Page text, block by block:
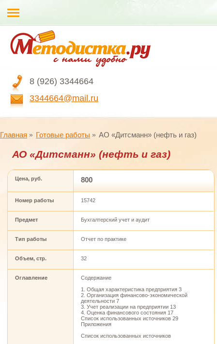
8 (926) 3344664
3344664@mail.ru
Главная Готовые работы АО «Дитсманн» (нефть и газ)
АО «Дитсманн» (нефть и газ)
Цена, руб. 800
Номер работы 15742
Предмет Бухгалтерский учет и аудит
Тип работы Отчет по практике
Объем, стр. 32
Оглавление
Содержание
1. Общая характеристика предприятия 3
2. Организация финансово-экономической
деятельности 7
3. Учет реализации на предприятии 13
4. Оценка финансового состояния 17
Список использованных источников 29
Приложения
Список использованных источников